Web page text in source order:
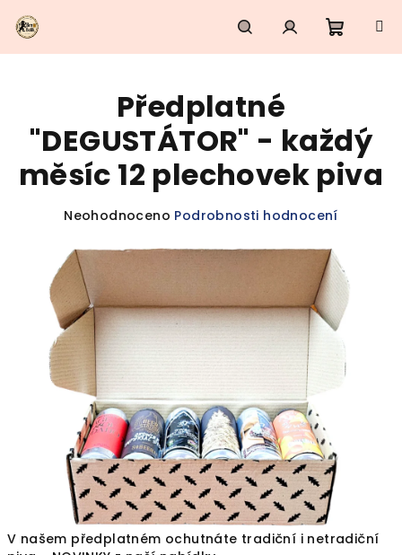
na
obsah
HledatPřihlášení
V našem předplatném ochutnáte tradiční i netradiční
Předplatné
"DEGUSTÁTOR" - každý
měsíc 12 plechovek piva
Průměrné
produktu
je
0,0
z
5
hvězdiček.
Neohodnoceno Podrobnosti hodnocení